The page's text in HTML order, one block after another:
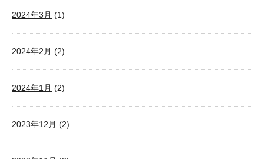
2024年3月 (1)
2024年2月 (2)
2024年1月 (2)
2023年12月 (2)